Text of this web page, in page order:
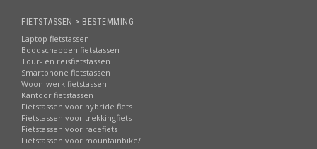
FIETSTASSEN > BESTEMMING
Laptop fietstassen
Boodschappen fietstassen
Tour- en reisfietstassen
Smartphone fietstassen
Woon-werk fietstassen
Kantoor fietstassen
Fietstassen voor hybride fiets
Fietstassen voor trekkingfiets
Fietstassen voor racefiets
Fietstassen voor mountainbike/